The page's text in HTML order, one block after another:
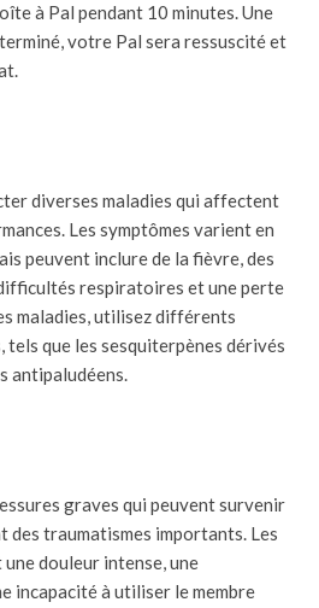
à Pal pendant 10 minutes. Une
votre Pal sera ressuscité et
diverses maladies qui affectent
Les symptômes varient en
peuvent inclure de la fièvre, des
respiratoires et une perte
maladies, utilisez différents
tels que les sesquiterpènes dérivés
antipaludéens.
graves qui peuvent survenir
des traumatismes importants. Les
douleur intense, une
incapacité à utiliser le membre